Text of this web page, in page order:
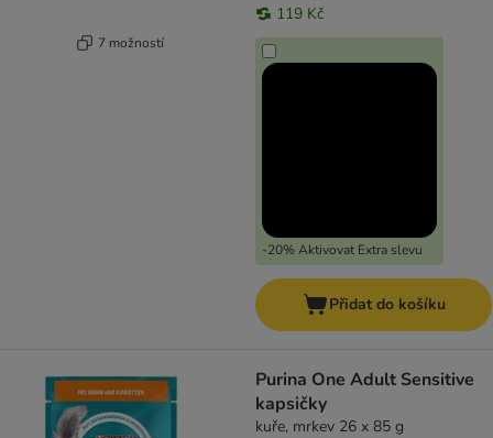
7 možností
119 Kč
-20% Aktivovat Extra slevu
Přidat do košíku
Purina One Adult Sensitive
kapsičky
kuře, mrkev 26 x 85 g